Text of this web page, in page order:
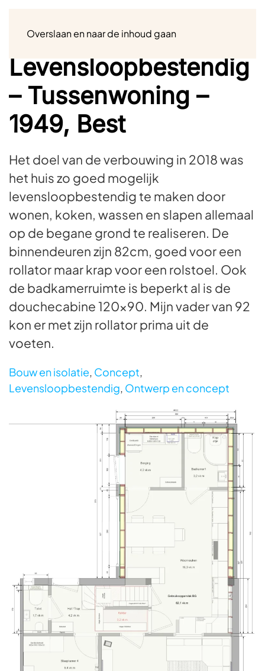
Overslaan en naar de inhoud gaan
Levensloopbestendig
– Tussenwoning –
1949, Best
Het doel van de verbouwing in 2018 was
het huis zo goed mogelijk
levensloopbestendig te maken door
wonen, koken, wassen en slapen allemaal
op de begane grond te realiseren. De
binnendeuren zijn 82cm, goed voor een
rollator maar krap voor een rolstoel. Ook
de badkamerruimte is beperkt al is de
douchecabine 120×90. Mijn vader van 92
kon er met zijn rollator prima uit de
voeten.
Bouw en isolatie, Concept,
Levensloopbestendig, Ontwerp en concept
Foto bekijken